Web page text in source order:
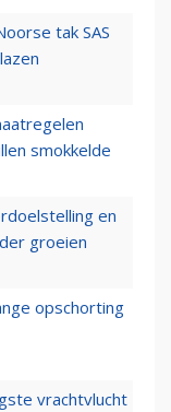
tak SAS
smokkelde
en
groeien
opschorting
vrachtvlucht